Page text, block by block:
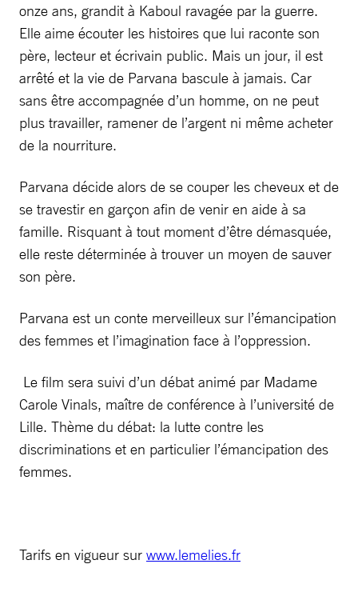
onze ans, grandit à Kaboul ravagée par la guerre.
Elle aime écouter les histoires que lui raconte son
père, lecteur et écrivain public. Mais un jour, il est
arrêté et la vie de Parvana bascule à jamais. Car
sans être accompagnée d’un homme, on ne peut
plus travailler, ramener de l’argent ni même acheter
de la nourriture.
Parvana décide alors de se couper les cheveux et de
se travestir en garçon afin de venir en aide à sa
famille. Risquant à tout moment d’être démasquée,
elle reste déterminée à trouver un moyen de sauver
son père.
Parvana est un conte merveilleux sur l’émancipation
des femmes et l’imagination face à l’oppression.
Le film sera suivi d’un débat animé par Madame
Carole Vinals, maître de conférence à l’université de
Lille. Thème du débat: la lutte contre les
discriminations et en particulier l’émancipation des
femmes.
Tarifs en vigueur sur www.lemelies.fr